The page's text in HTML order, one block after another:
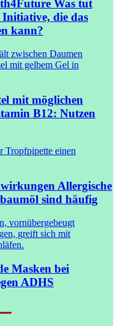
Was tut
Initiative, die das
kann?
mit möglichen
B12: Nutzen
Allergische
sind häufig
Masken bei
ADHS